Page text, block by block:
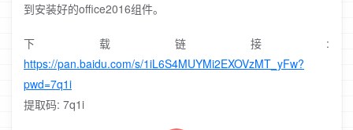
到安装好的office2016组件。
下载链接:
https://pan.baidu.com/s/1iL6S4MUYMi2EXOVzMT_yFw?
pwd=7q1i
提取码: 7q1i